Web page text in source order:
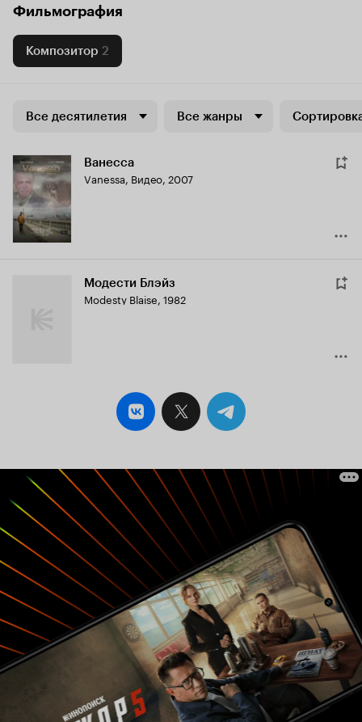
Фильмография
Композитор 2
Все десятилетия Все жанры
Ванесса
Vanessa, Видео, 2007
Модести Блэйз
Modesty Blaise, 1982